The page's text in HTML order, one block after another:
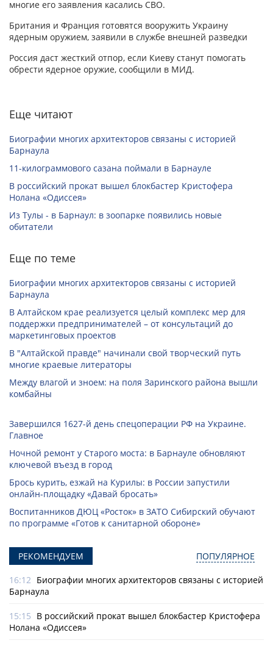
многие его заявления касались СВО.
Британия и Франция готовятся вооружить Украину
ядерным оружием, заявили в службе внешней разведки
Россия даст жесткий отпор, если Киеву станут помогать
обрести ядерное оружие, сообщили в МИД.
Еще читают
Биографии многих архитекторов связаны с историей
Барнаула
11-килограммового сазана поймали в Барнауле
В российский прокат вышел блокбастер Кристофера
Нолана «Одиссея»
Из Тулы - в Барнаул: в зоопарке появились новые
обитатели
Еще по теме
Биографии многих архитекторов связаны с историей
Барнаула
В Алтайском крае реализуется целый комплекс мер для
поддержки предпринимателей – от консультаций до
маркетинговых проектов
В "Алтайской правде" начинали свой творческий путь
многие краевые литераторы
Между влагой и зноем: на поля Заринского района вышли
комбайны
Завершился 1627-й день спецоперации РФ на Украине.
Главное
Ночной ремонт у Старого моста: в Барнауле обновляют
ключевой въезд в город
Брось курить, езжай на Курилы: в России запустили
онлайн-­площадку «Давай бросать»
Воспитанников ДЮЦ «Росток» в ЗАТО Сибирский обучают
по программе «Готов к санитарной обороне»
РЕКОМЕНДУЕМ ПОПУЛЯРНОЕ
16:12 Биографии многих архитекторов связаны с историей
Барнаула
15:15 В российский прокат вышел блокбастер Кристофера
Нолана «Одиссея»